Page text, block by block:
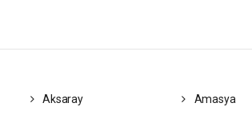
Aksaray
Amasya